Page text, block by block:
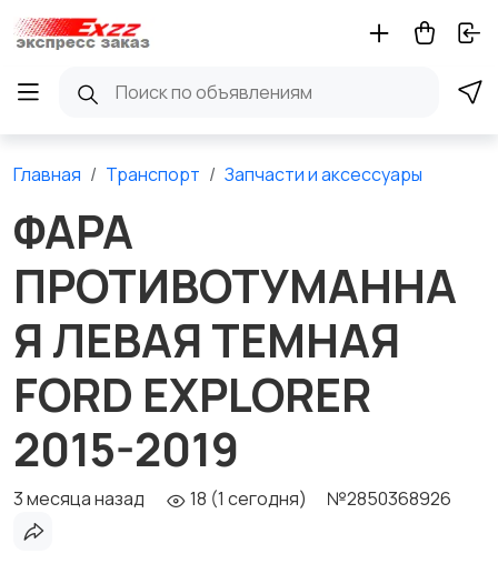
Главная Транспорт Запчасти и аксессуары
ФАРА
ПРОТИВОТУМАННА
Я ЛЕВАЯ ТЕМНАЯ
FORD EXPLORER
2015-2019
3 месяца назад 18 (1 сегодня) №2850368926